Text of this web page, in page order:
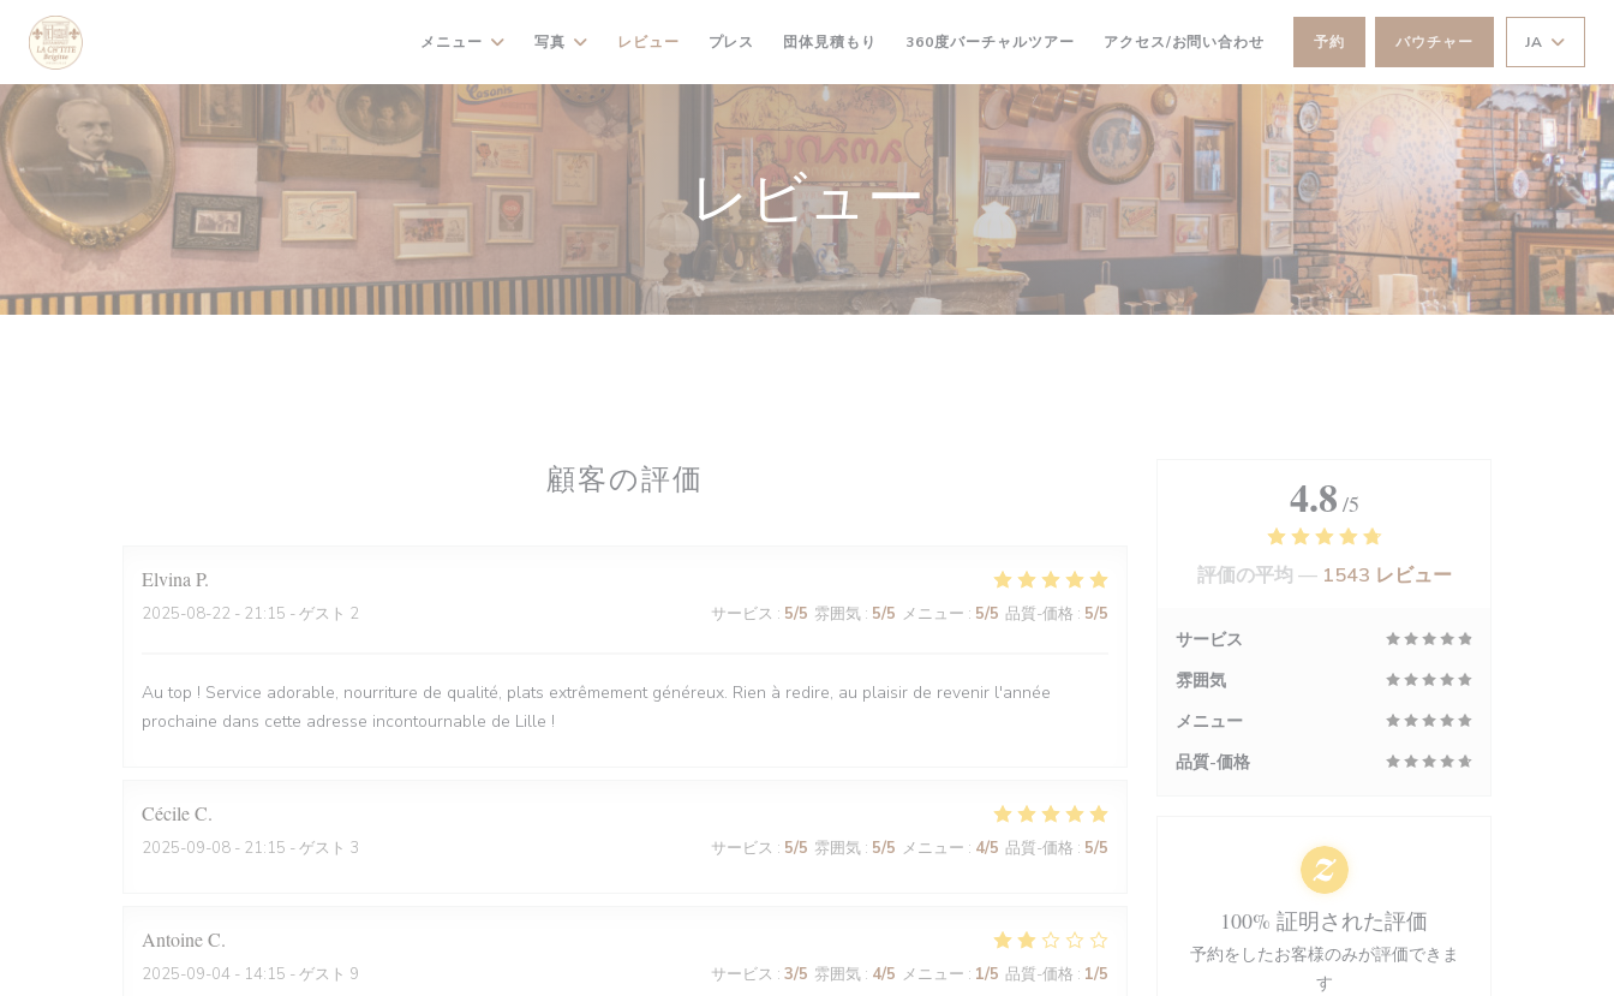
クッキー利用の管理について
メニュー 写真 レビュー プレス 団体見積もり ((新しいウィンドウで開きます))
360度バーチャルツアー((新しいウィンドウで開きます))
アクセス/お問い合わせ 予約 バウチャー JA
レビュー
顧客の評価
Elvina P
2025-08-22 - 21:15 - ゲスト 2 サービス : 5/5 雰囲気 : 5/5 メニュー : 5/5 品質-価格 : 5/5
Au top ! Service adorable, nourriture de qualité, plats extrêmement généreux. Rien à redire, au plaisir de revenir l'année
prochaine dans cette adresse incontournable de Lille !
CécileC
2025-09-08 - 21:15 - ゲスト 3 サービス : 5/5 雰囲気 : 5/5 メニュー : 4/5 品質-価格 : 5/5
AntoineC
2025-09-04 - 14:15 - ゲスト 9 サービス : 3/5 雰囲気 : 4/5 メニュー : 1/5 品質-価格 : 1/5
4.8 /5
評価の平均 — 1543 レビュー
サービス
雰囲気
メニュー
品質-価格
100% 証明された評価
予約をしたお客様のみが評価できま
す